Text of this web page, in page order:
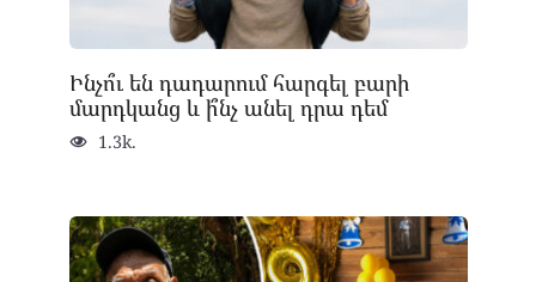
Ինչո՞ւ են դադարում հարգել բարի
մարդկանց և ի՞նչ անել դրա դեմ
1.3k.